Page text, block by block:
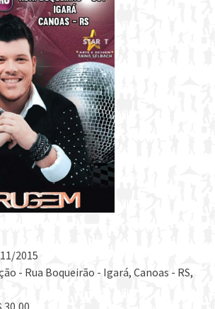
2015
- Rua Boqueirão - Igará, Canoas - RS,
30,00